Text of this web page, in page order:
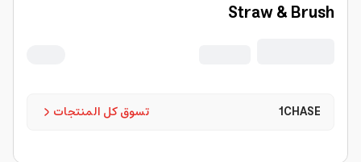
Straw & Brush
تسوق كل المنتجات 1CHASE